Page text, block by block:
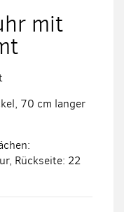
mit
70 cm langer
Rückseite: 22